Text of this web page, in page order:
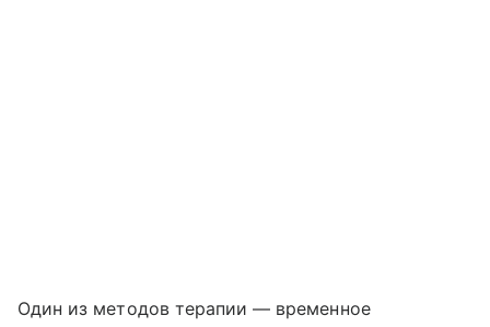
Один из методов терапии — временное